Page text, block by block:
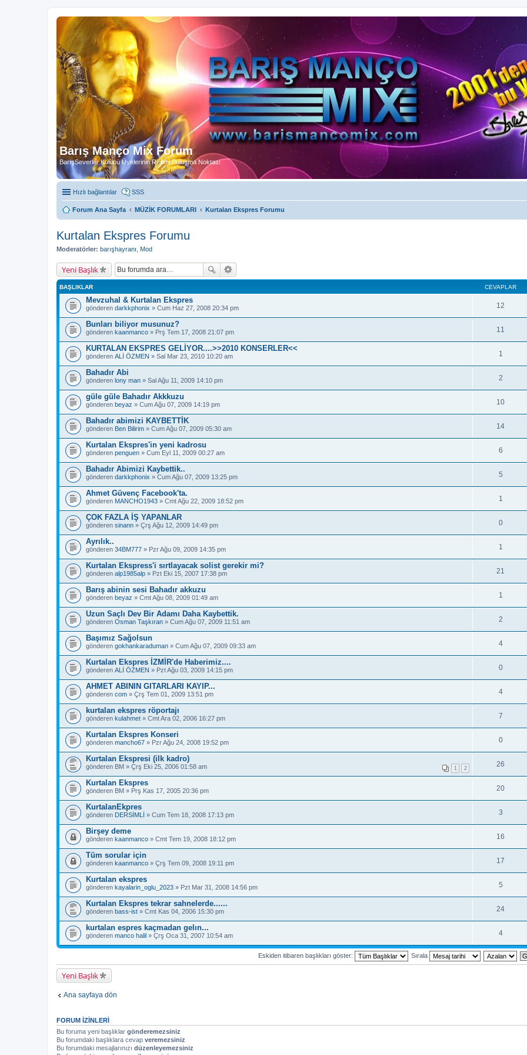
Barış Manço Mix Forum
BarışSeverler Kulübü Üyelerinin Resmi Buluşma Noktası
Hızlı bağlantılar SSS
Forum Ana Sayfa MÜZİK FORUMLARI Kurtalan Ekspres Forumu
Kurtalan Ekspres Forumu
Moderatörler: barışhayranı Mod
Yeni Başlık
BAŞLIKLAR CEVAPLAR
Mevzuhal & Kurtalan Ekspres
gönderen darkkphonix » Cum Haz 27, 2008 20:34 pm 12
Bunları biliyor musunuz?
gönderen kaanmanco » Prş Tem 17, 2008 21:07 pm 11
KURTALAN EKSPRES GELİYOR....>>2010 KONSERLER<<
gönderen ALİ ÖZMEN » Sal Mar 23, 2010 10:20 am 1
Bahadır Abi
gönderen lony man » Sal Ağu 11, 2009 14:10 pm 2
güle güle Bahadır Akkkuzu
gönderen beyaz » Cum Ağu 07, 2009 14:19 pm 10
Bahadır abimizi KAYBETTİK
gönderen Ben Bilirim » Cum Ağu 07, 2009 05:30 am 14
Kurtalan Ekspres'in yeni kadrosu
gönderen penguen » Cum Eyl 11, 2009 00:27 am 6
Bahadır Abimizi Kaybettik..
gönderen darkkphonix » Cum Ağu 07, 2009 13:25 pm 5
Ahmet Güvenç Facebook'ta.
gönderen MANCHO1943 » Cmt Ağu 22, 2009 18:52 pm 1
ÇOK FAZLA İŞ YAPANLAR
gönderen sinann » Çrş Ağu 12, 2009 14:49 pm 0
Ayrılık..
gönderen 34BM777 » Pzr Ağu 09, 2009 14:35 pm 1
Kurtalan Ekspress'i sırtlayacak solist gerekir mi?
gönderen alp1985alp » Pzt Eki 15, 2007 17:38 pm 21
Barış abinin sesi Bahadır akkuzu
gönderen beyaz » Cmt Ağu 08, 2009 01:49 am 1
Uzun Saçlı Dev Bir Adamı Daha Kaybettik.
gönderen Osman Taşkıran » Cum Ağu 07, 2009 11:51 am 2
Başımız Sağolsun
gönderen gokhankaraduman » Cum Ağu 07, 2009 09:33 am 4
Kurtalan Ekspres İZMİR'de Haberimiz....
gönderen ALİ ÖZMEN » Pzt Ağu 03, 2009 14:15 pm 0
AHMET ABININ GITARLARI KAYIP...
gönderen com » Çrş Tem 01, 2009 13:51 pm 4
kurtalan ekspres röportajı
gönderen kulahmet » Cmt Ara 02, 2006 16:27 pm 7
Kurtalan Ekspres Konseri
gönderen mancho67 » Pzr Ağu 24, 2008 19:52 pm 0
Kurtalan Ekspresi (ilk kadro)
1 2
gönderen BM » Çrş Eki 25, 2006 01:58 am 26
Kurtalan Ekspres
gönderen BM » Prş Kas 17, 2005 20:36 pm 20
KurtalanEkpres
gönderen DERSİMLİ » Cum Tem 18, 2008 17:13 pm 3
Birşey deme
gönderen kaanmanco » Cmt Tem 19, 2008 18:12 pm 16
Tüm sorular için
gönderen kaanmanco » Çrş Tem 09, 2008 19:11 pm 17
Kurtalan ekspres
gönderen kayalarin_oglu_2023 » Pzt Mar 31, 2008 14:56 pm 5
Kurtalan Ekspres tekrar sahnelerde......
gönderen bass-ist » Cmt Kas 04, 2006 15:30 pm 24
kurtalan espres kaçmadan gelın...
gönderen manco halil » Çrş Oca 31, 2007 10:54 am 4
Eskiden itibaren başlıkları göster: Sırala
Yeni Başlık
Ana sayfaya dön
FORUM IZINLERI
Bu foruma yeni başlıklar gönderemezsiniz
Bu forumdaki başlıklara cevap veremezsiniz
Bu forumdaki mesajlarınızı düzenleyemezsiniz